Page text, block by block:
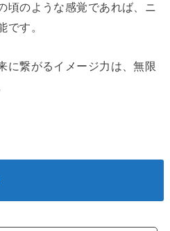
頃のような感覚であれば、ニ
です。
に繋がるイメージ力は、無限